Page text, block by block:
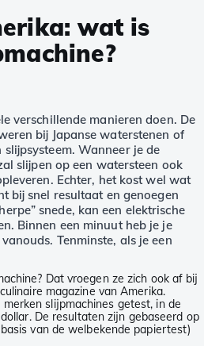
wat is
verschillende manieren doen. De
bij Japanse waterstenen of
Wanneer je de
slijpen op een watersteen ook
Echter, het kost wel wat
bij snel resultaat en genoegen
snede, kan een elektrische
Binnen een minuut heb je je
Tenminste, als je een
Dat vroegen ze zich ook af bij
magazine van Amerika.
slijpmachines getest, in de
De resultaten zijn gebaseerd op
van de welbekende papiertest)